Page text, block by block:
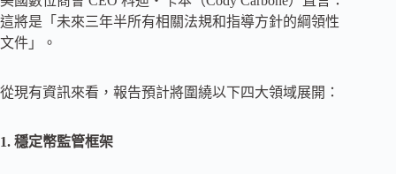
這將是「未來三年半所有相關法規和指導方針的綱領性
文件」。
從現有資訊來看，報告預計將圍繞以下四大領域展開：
1. 穩定幣監管框架